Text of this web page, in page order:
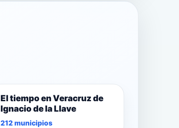
El tiempo en Veracruz de
Ignacio de la Llave
212 municipios